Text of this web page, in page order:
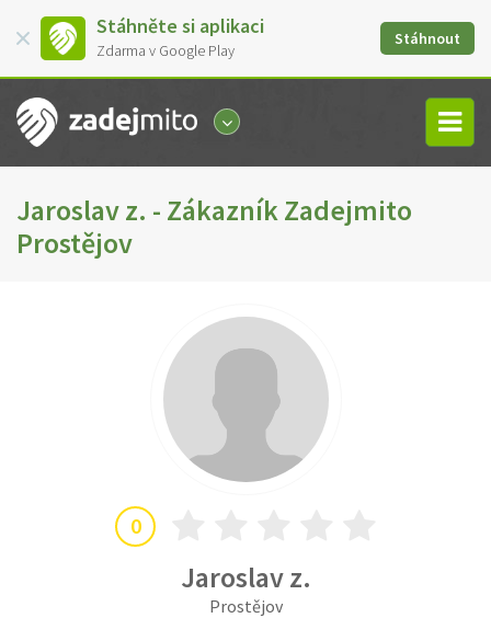
Stáhněte si aplikaci
Zdarma v Google Play
Stáhnout
Jaroslav z. - Zákazník Zadejmito
Prostějov
0
Jaroslav z.
Prostějov